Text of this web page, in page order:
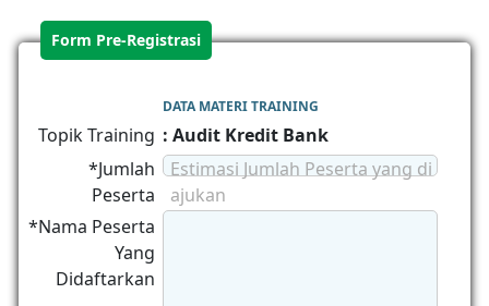
Form Pre-Registrasi
DATA MATERI TRAINING
Topik Training : Audit Kredit Bank
*Jumlah
Peserta
Estimasi Jumlah Peserta yang di
ajukan
*Nama Peserta
Yang
Didaftarkan